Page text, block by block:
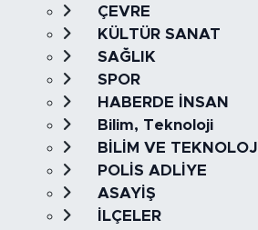
ÇEVRE
KÜLTÜR SANAT
SAĞLIK
SPOR
HABERDE İNSAN
Bilim, Teknoloji
BİLİM VE TEKNOLOJİ
POLİS ADLİYE
ASAYİŞ
İLÇELER